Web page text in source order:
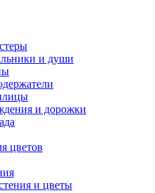
и души
и дорожки
цветов
и цветы